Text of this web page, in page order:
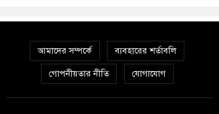
আমাদের সম্পর্কে ব্যবহারের শর্তাবলি
গোপনীয়তার নীতি যোগাযোগ